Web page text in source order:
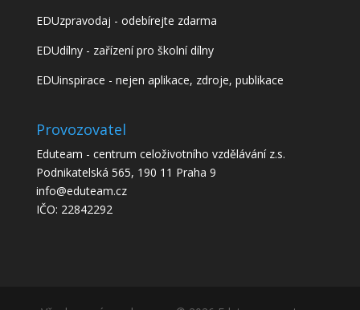
EDUzpravodaj - odebírejte zdarma
EDUdílny - zařízení pro školní dílny
EDUinspirace - nejen aplikace, zdroje, publikace
Provozovatel
Eduteam - centrum celoživotního vzdělávání z.s.
Podnikatelská 565, 190 11 Praha 9
info@eduteam.cz
IČO: 22842292